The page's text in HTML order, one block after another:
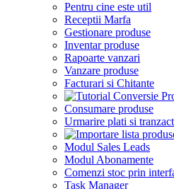
Pentru cine este util
Receptii Marfa
Gestionare produse
Inventar produse
Rapoarte vanzari
Vanzare produse
Facturari si Chitante
Consumare produse
Urmarire plati si
Modul Sales Leads
Modul Abonamente
Comenzi stoc prin
Task Manager